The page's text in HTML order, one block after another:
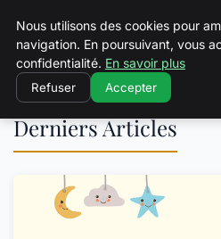
Squeakyswing.com
Derniers Articles
Nous utilisons des cookies pour
navigation. En poursuivant, vous
confidentialité. En savoir plus
Refuser Accepter